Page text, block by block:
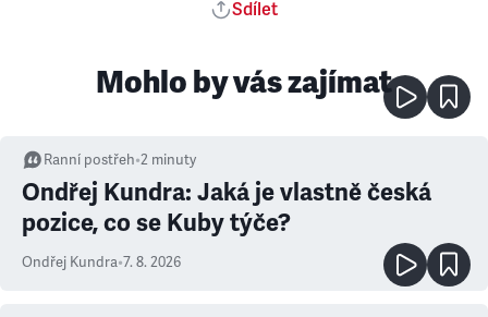
Sdílet
Mohlo by vás zajímat
Ranní postřeh•2 minuty
Ondřej Kundra: Jaká je vlastně česká
pozice, co se Kuby týče?
Ondřej Kundra•7. 8. 2026